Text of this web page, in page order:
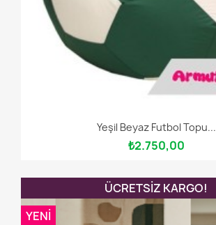
Yeşil Beyaz Futbol Topu...
₺2.750,00
ÜCRETSIZ KARGO!
YENI